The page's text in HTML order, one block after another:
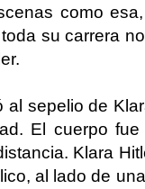
como
su carrera
al sepelio de
El cuerpo
Klara
al lado de